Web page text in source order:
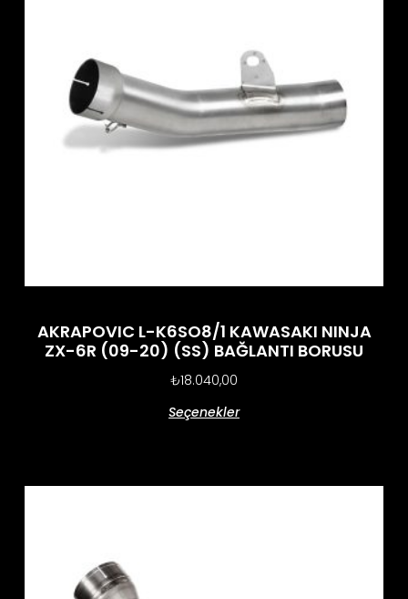
AKRAPOVIC L-K6SO8/1 KAWASAKI NINJA
ZX-6R (09-20) (SS) BAĞLANTI BORUSU
₺18.040,00
Seçenekler